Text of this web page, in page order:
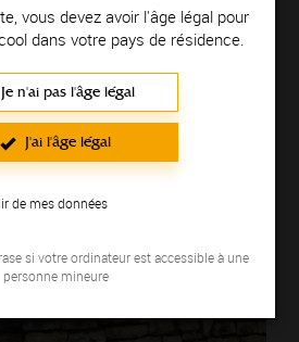
vous devez avoir l'âge légal pour
dans votre pays de résidence.
Je n'ai pas l'âge légal
J'ai l'âge légal
de mes données
si votre ordinateur est accessible à une
personne mineure
JEAN
: COTE DE BEAUNE